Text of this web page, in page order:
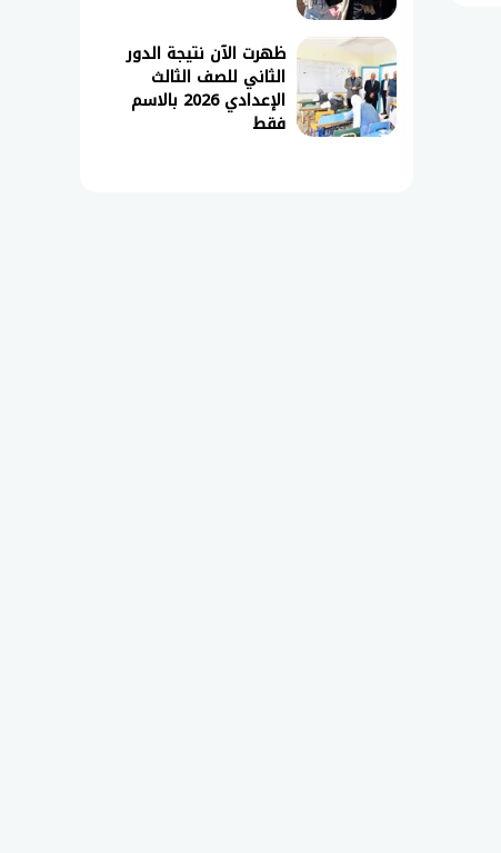
ظهرت الآن نتيجة الدور
الثاني للصف الثالث
الإعدادي 2026 بالاسم
فقط